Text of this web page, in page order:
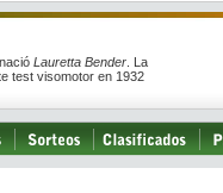
Lauretta Bender . La
test visomotor en 1932